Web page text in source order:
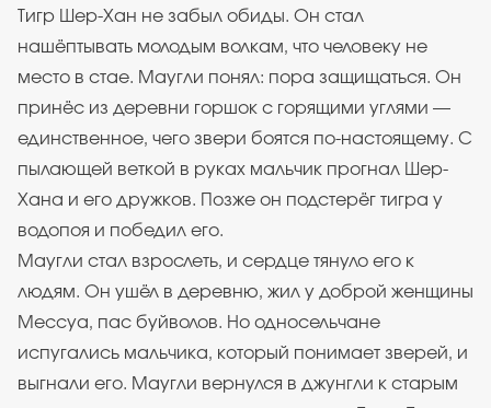
Тигр Шер-Хан не забыл обиды. Он стал
нашёптывать молодым волкам, что человеку не
место в стае. Маугли понял: пора защищаться. Он
принёс из деревни горшок с горящими углями —
единственное, чего звери боятся по-настоящему. С
пылающей веткой в руках мальчик прогнал Шер-
Хана и его дружков. Позже он подстерёг тигра у
водопоя и победил его.
Маугли стал взрослеть, и сердце тянуло его к
людям. Он ушёл в деревню, жил у доброй женщины
Мессуа, пас буйволов. Но односельчане
испугались мальчика, который понимает зверей, и
выгнали его. Маугли вернулся в джунгли к старым